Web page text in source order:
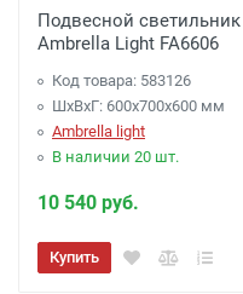
Подвесной светильник
Ambrella Light FA6606
Код товара: 583126
ШхВхГ: 600x700x600 мм
Ambrella light
В наличии 20 шт.
10 540 руб.
Купить